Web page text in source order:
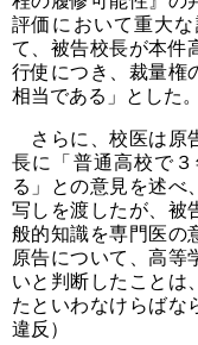
評価において重大
て、被告校長が本件
行使につき、裁量権
相当である」とした。
さらに、校医は原
長に「普通高校で
る」との意見を述べ
写しを渡したが、被
般的知識を専門医の
原告について、高等
いと判断したことは
たといわなけらばな
違反）